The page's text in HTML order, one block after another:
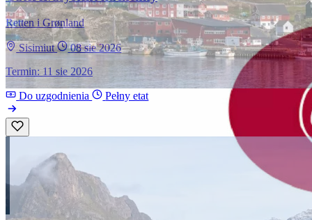
Retten i Grønland
Sisimiut
08 sie 2026
Termin: 11 sie 2026
Do uzgodnienia Pełny etat